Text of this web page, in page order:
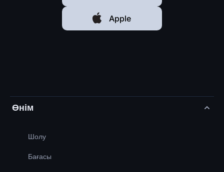
Apple
Өнім
Шолу
Бағасы